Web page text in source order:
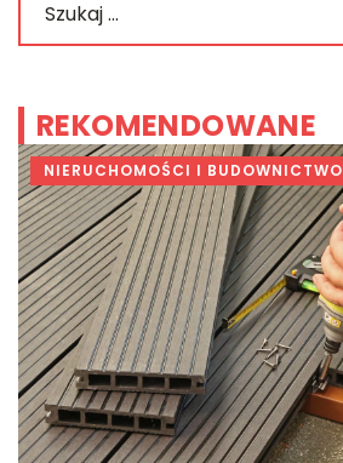
REKOMENDOWANE
NIERUCHOMOŚCI I BUDOWNICTWO